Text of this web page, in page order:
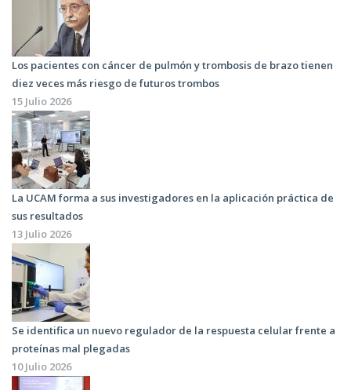
Los pacientes con cáncer de pulmón y trombosis de brazo tienen
diez veces más riesgo de futuros trombos
15 Julio 2026
La UCAM forma a sus investigadores en la aplicación práctica de
sus resultados
13 Julio 2026
Se identifica un nuevo regulador de la respuesta celular frente a
proteínas mal plegadas
10 Julio 2026